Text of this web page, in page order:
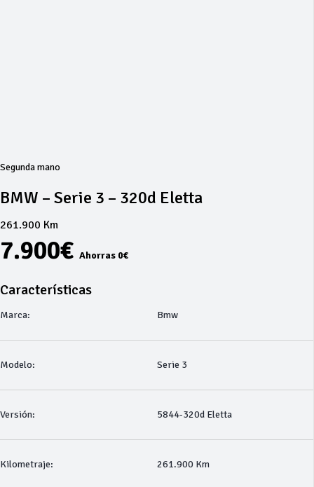
Segunda mano
BMW – Serie 3 – 320d Eletta
261.900 Km
7.900€ Ahorras 0€
Características
Marca: Bmw
Modelo: Serie 3
Versión: 5844-320d Eletta
Kilometraje: 261.900 Km